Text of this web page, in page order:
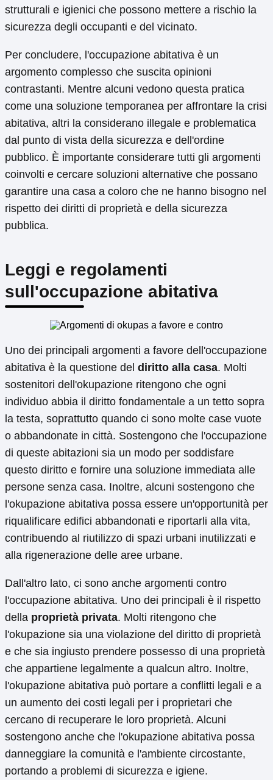
strutturali e igienici che possono mettere a rischio la
sicurezza degli occupanti e del vicinato.
Per concludere, l'occupazione abitativa è un
argomento complesso che suscita opinioni
contrastanti. Mentre alcuni vedono questa pratica
come una soluzione temporanea per affrontare la crisi
abitativa, altri la considerano illegale e problematica
dal punto di vista della sicurezza e dell'ordine
pubblico. È importante considerare tutti gli argomenti
coinvolti e cercare soluzioni alternative che possano
garantire una casa a coloro che ne hanno bisogno nel
rispetto dei diritti di proprietà e della sicurezza
pubblica.
Leggi e regolamenti
sull'occupazione abitativa
Uno dei principali argomenti a favore dell'occupazione
abitativa è la questione del diritto alla casa. Molti
sostenitori dell'okupazione ritengono che ogni
individuo abbia il diritto fondamentale a un tetto sopra
la testa, soprattutto quando ci sono molte case vuote
o abbandonate in città. Sostengono che l'occupazione
di queste abitazioni sia un modo per soddisfare
questo diritto e fornire una soluzione immediata alle
persone senza casa. Inoltre, alcuni sostengono che
l'okupazione abitativa possa essere un'opportunità per
riqualificare edifici abbandonati e riportarli alla vita,
contribuendo al riutilizzo di spazi urbani inutilizzati e
alla rigenerazione delle aree urbane.
Dall'altro lato, ci sono anche argomenti contro
l'occupazione abitativa. Uno dei principali è il rispetto
della proprietà privata. Molti ritengono che
l'okupazione sia una violazione del diritto di proprietà
e che sia ingiusto prendere possesso di una proprietà
che appartiene legalmente a qualcun altro. Inoltre,
l'okupazione abitativa può portare a conflitti legali e a
un aumento dei costi legali per i proprietari che
cercano di recuperare le loro proprietà. Alcuni
sostengono anche che l'okupazione abitativa possa
danneggiare la comunità e l'ambiente circostante,
portando a problemi di sicurezza e igiene.